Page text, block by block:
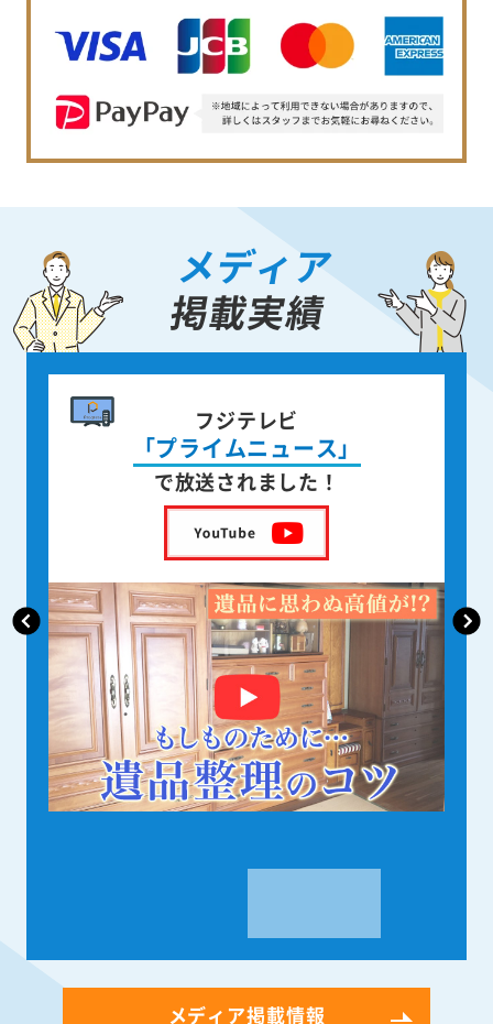
メディア
掲載実績
書籍出版
身近な人が
亡くなった後の遺品整理
を出版しました！